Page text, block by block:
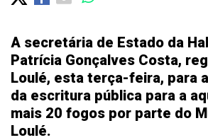
A secretária de Estado da
Patrícia Gonçalves Costa,
Loulé, esta terça-feira, para
da escritura pública para a
mais 20 fogos por parte do
Loulé.